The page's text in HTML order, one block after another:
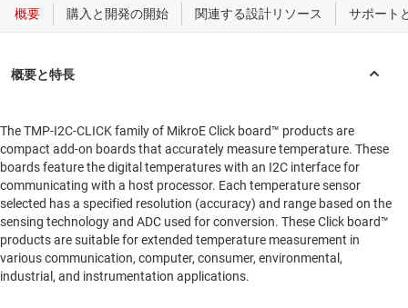
The TMP-I2C-CLICK family of MikroE Click board™ products are
compact add-on boards that accurately measure temperature. These
boards feature the digital temperatures with an I2C interface for
communicating with a host processor. Each temperature sensor
selected has a specified resolution (accuracy) and range based on the
sensing technology and ADC used for conversion. These Click board™
products are suitable for extended temperature measurement in
various communication, computer, consumer, environmental,
industrial, and instrumentation applications.